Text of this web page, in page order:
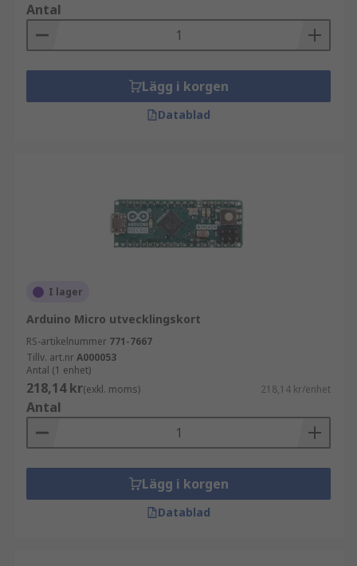
Antal
Lägg i korgen
Datablad
I lager
Arduino Micro utvecklingskort
RS-artikelnummer 771-7667
Tillv. art.nrA000053
Antal (1 enhet)
218,14 kr(exkl. moms) 218,14 kr/enhet
Antal
Lägg i korgen
Datablad